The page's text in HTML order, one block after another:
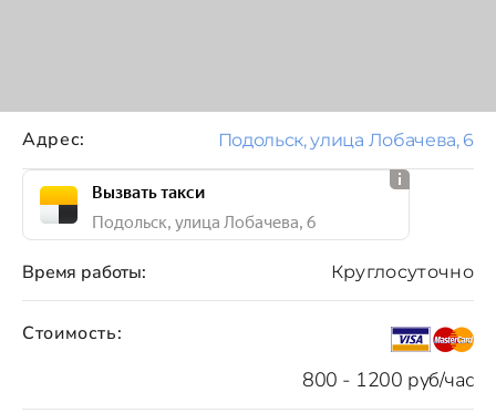
Стоимость:
800 - 1200 руб/час
Время работы: Круглосуточно
Адрес: Подольск, улица Лобачева, 6
Вызвать такси
Подольск, улица Лобачева, 6